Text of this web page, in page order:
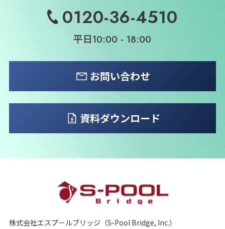
0120-36-4510
平日10:00 - 18:00
お問い合わせ
資料ダウンロード
株式会社エスプールブリッジ（S-Pool Bridge, Inc.）